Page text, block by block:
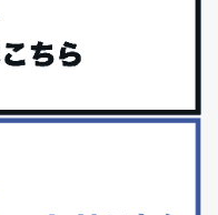
５つのこと。
気づけばアラフィフ、これ
のは海藻！